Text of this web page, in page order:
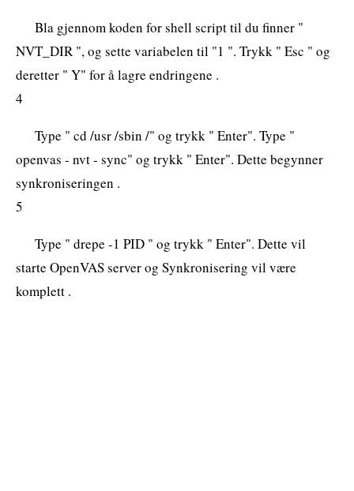
Bla gjennom koden for shell script til du finner "
NVT_DIR ", og sette variabelen til "1 ". Trykk " Esc " og
deretter " Y" for å lagre endringene .
4
Type " cd /usr /sbin /" og trykk " Enter". Type "
openvas - nvt - sync" og trykk " Enter". Dette begynner
synkroniseringen .
5
Type " drepe -1 PID " og trykk " Enter". Dette vil
starte OpenVAS server og Synkronisering vil være
komplett .